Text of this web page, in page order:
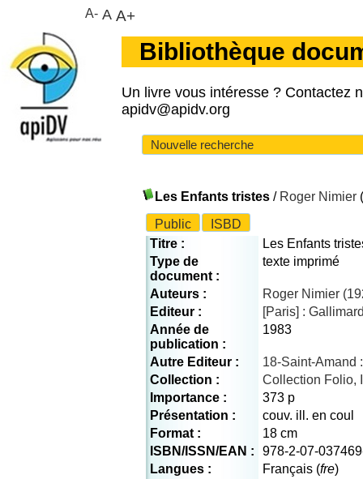
Bibliothèque
Un livre vous intéresse ? Contactez
apidv@apidv.org
Nouvelle recherche
Les Enfants tristes / Roger Nimier
Public
ISBD
Titre :
Les Enfants
Type de
document :
texte imprimé
Auteurs :
Roger Nimier
Editeur :
[Paris] :
Année de
publication :
1983
Autre Editeur :
18-Saint-Amand
Collection :
Collection Folio,
Importance :
373 p
Présentation :
couv. ill. en coul
Format :
18 cm
ISBN/ISSN/EAN :
978-2-07-
Langues :
Français (fre)
A- A A+